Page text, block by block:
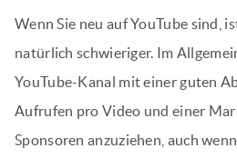
Wenn Sie neu auf YouTube sind,
natürlich schwieriger. Im
YouTube-Kanal mit einer guten
Aufrufen pro Video und einer
Sponsoren anzuziehen, auch wenn